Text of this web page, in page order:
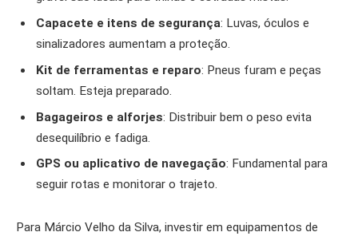
Capacete e itens de segurança: Luvas, óculos e
sinalizadores aumentam a proteção.
Kit de ferramentas e reparo: Pneus furam e peças
soltam. Esteja preparado.
Bagageiros e alforjes: Distribuir bem o peso evita
desequilíbrio e fadiga.
GPS ou aplicativo de navegação: Fundamental para
seguir rotas e monitorar o trajeto.
Para Márcio Velho da Silva, investir em equipamentos de